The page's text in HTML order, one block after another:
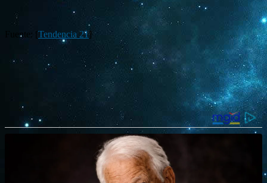
Fuente: [Tendencia 21]